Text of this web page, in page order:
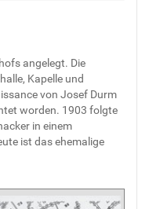
angelegt. Die
Kapelle und
von Josef Durm
worden. 1903 folgte
in einem
ist das ehemalige